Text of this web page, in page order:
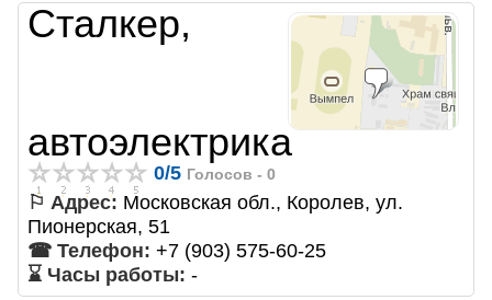
Сталкер,
автоэлектрика
0/5 Голосов - 0
⚐ Адрес: Московская обл., Королев, ул.
Пионерская, 51
☎ Телефон: +7 (903) 575-60-25
⌛ Часы работы: -